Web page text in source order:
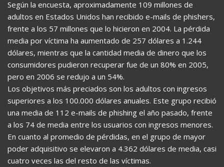
Según la encuesta, aproximadamente 109 millones de
adultos en Estados Unidos han recibido e-mails de phishers,
frente a los 57 millones que lo hicieron en 2004. La pérdida
media por víctima ha aumentado de 257 dólares a 1.244
dólares, mientras que la cantidad media de dinero que los
consumidores pudieron recuperar fue de un 80% en 2005,
pero en 2006 se redujo a un 54%.
Los objetivos más preciados son los adultos con ingresos
superiores a los 100.000 dólares anuales. Este grupo recibió
una media de 112 e-mails de phishing el año pasado, frente
a los 74 de media entre los usuarios con ingresos menores.
En cuanto al promedio de pérdidas, en el grupo de mayor
poder adquisitivo se elevaron a 4.362 dólares de media, casi
cuatro veces las del resto de las víctimas.